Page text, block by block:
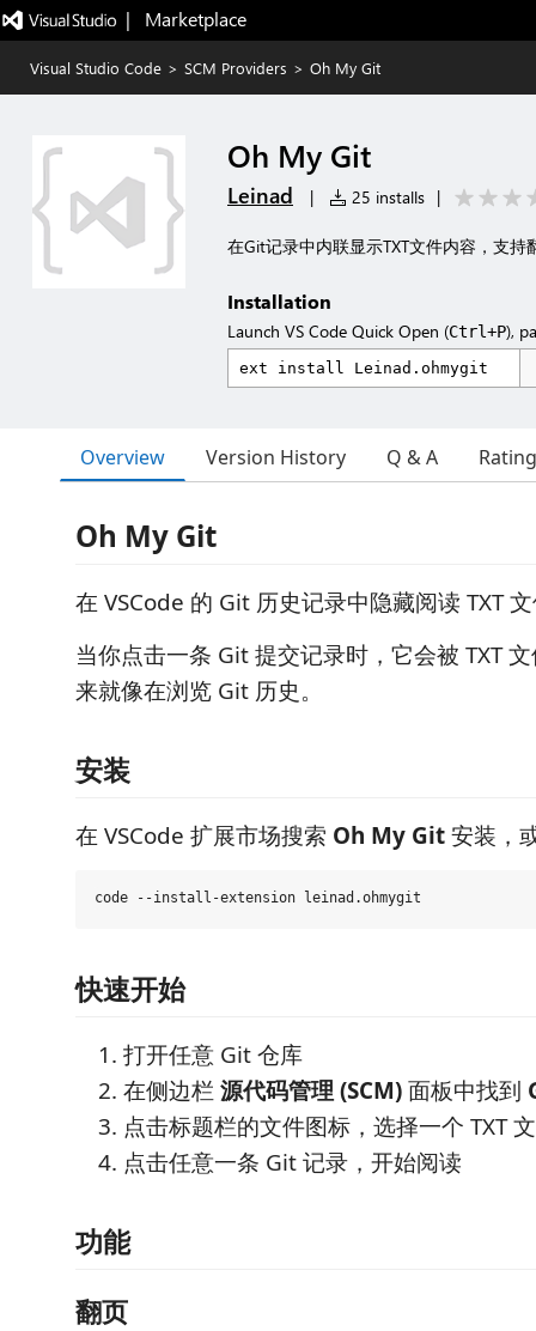
|   Marketplace
Visual Studio Code > SCM Providers > Oh My Git
Oh My Git
Leinad | 25 installs |
在Git记录中内联显示TXT文件内容，支持
Installation
Launch VS Code Quick Open (Ctrl+P),
Overview Version History Q & A
Oh My Git
在 VSCode 的 Git 历史记录中隐藏阅读 TXT
当你点击一条 Git 提交记录时，它会被 TXT
来就像在浏览 Git 历史。
安装
在 VSCode 扩展市场搜索 Oh My Git安装，
快速开始
打开任意 Git 仓库
在侧边栏 源代码管理 (SCM)面板中找到
点击标题栏的文件图标，选择一个 TXT
点击任意一条 Git 记录，开始阅读
功能
翻页